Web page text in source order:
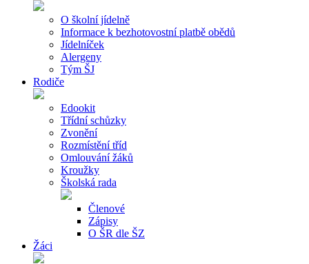
O školní jídelně
Informace k bezhotovostní platbě obědů
Jídelníček
Alergeny
Tým ŠJ
Rodiče
Edookit
Třídní schůzky
Zvonění
Rozmístění tříd
Omlouvání žáků
Kroužky
Školská rada
Členové
Zápisy
O ŠR dle ŠZ
Žáci